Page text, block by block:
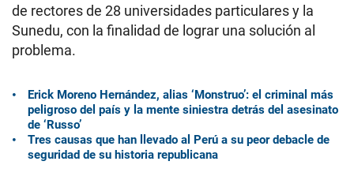
de rectores de 28 universidades particulares y la
Sunedu, con la finalidad de lograr una solución al
problema.
Erick Moreno Hernández, alias ‘Monstruo’: el criminal más
peligroso del país y la mente siniestra detrás del asesinato
de ‘Russo’
Tres causas que han llevado al Perú a su peor debacle de
seguridad de su historia republicana